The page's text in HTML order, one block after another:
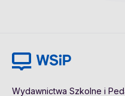
Wydawnictwa Szkolne i